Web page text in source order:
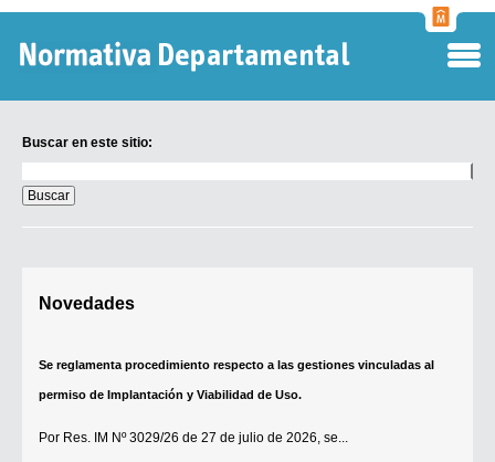
Buscar en este sitio:
en
este
sitio:
Novedades
Se reglamenta procedimiento respecto a las gestiones vinculadas al
permiso de Implantación y Viabilidad de Uso.
Por Res. IM Nº 3029/26 de 27 de julio de 2026, se...